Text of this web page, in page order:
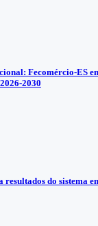
Fecomércio-ES
2030
resultados do sistema